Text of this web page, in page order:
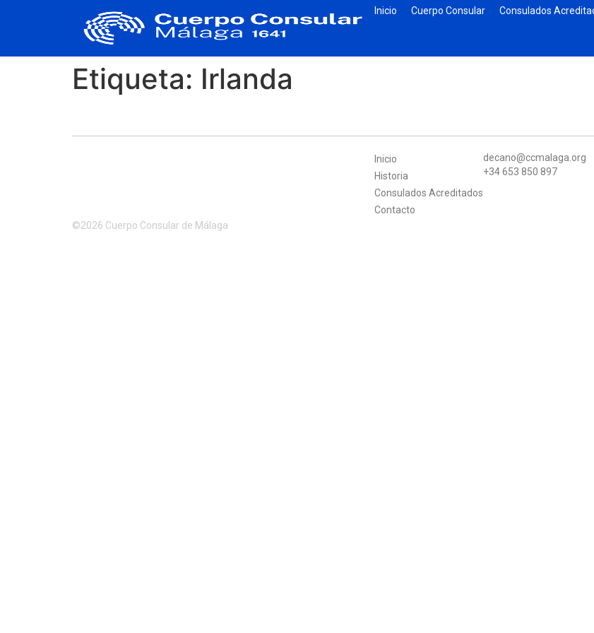
Inicio Cuerpo Consular Consulados
Etiqueta: Irlanda
Inicio
Historia
Consulados Acreditados
Contacto
decano@ccmalaga.org
+34 653 850 897
©2026 Cuerpo Consular de Málaga